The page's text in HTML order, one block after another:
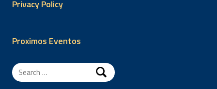
disminuir?
Privacy Policy
Proximos Eventos
Search
for: